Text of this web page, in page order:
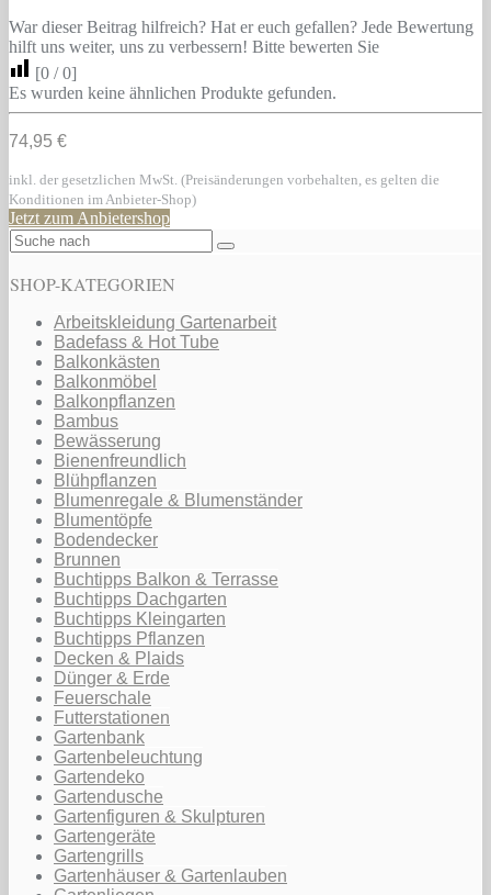
War dieser Beitrag hilfreich? Hat er euch gefallen? Jede Bewertung
hilft uns weiter, uns zu verbessern! Bitte bewerten Sie
[0 /0]
Es wurden keine ähnlichen Produkte gefunden.
74,95 €
inkl. der gesetzlichen MwSt. (Preisänderungen vorbehalten, es gelten die
Konditionen im Anbieter-Shop)
Jetzt zum Anbietershop
SHOP-KATEGORIEN
Arbeitskleidung Gartenarbeit
Badefass & Hot Tube
Balkonkästen
Balkonmöbel
Balkonpflanzen
Bambus
Bewässerung
Bienenfreundlich
Blühpflanzen
Blumenregale & Blumenständer
Blumentöpfe
Bodendecker
Brunnen
Buchtipps Balkon & Terrasse
Buchtipps Dachgarten
Buchtipps Kleingarten
Buchtipps Pflanzen
Decken & Plaids
Dünger & Erde
Feuerschale
Futterstationen
Gartenbank
Gartenbeleuchtung
Gartendeko
Gartendusche
Gartenfiguren & Skulpturen
Gartengeräte
Gartengrills
Gartenhäuser & Gartenlauben